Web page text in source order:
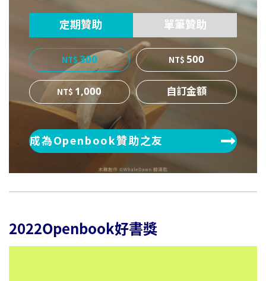
定期贊助 單筆贊助
300
500
1,000
成為Openbook贊助之友
2022Openbook好書獎